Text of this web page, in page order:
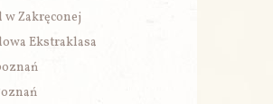
Zakręconej
Ekstraklasa